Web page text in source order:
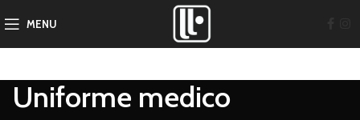
MENU
Uniforme medico